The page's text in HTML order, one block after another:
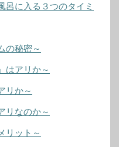
呂に入る３つのタイミ
の秘密～
はアリか～
リか～
リなのか～
リット～